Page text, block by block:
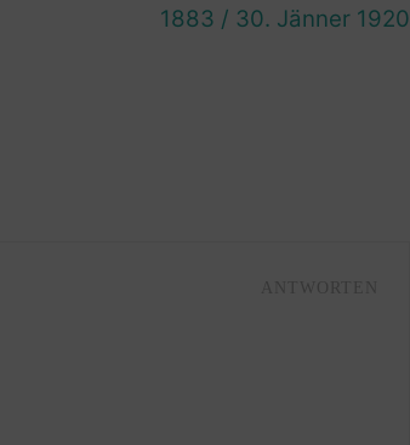
1883 / 30. Jänner 1920